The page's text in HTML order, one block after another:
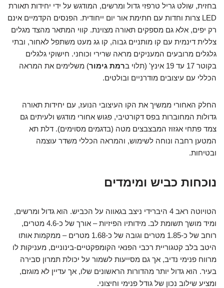
בחזית, שולט גריל טרפזי גדול ומרשים, המודגש על ידי יחידות תאורת
LED צרות וחדות עם חתימת אור יום ייחודית. הפנסים הקדמיים אינם
רק יפים, אלא גם מספקים תאורה מצוינת. קווי המתאר מהצד מגלים
צללית דינמית עם קו מותניים גבוה, קו גג מעט משתפל לאחור, ובתי
גלגלים מרובעים המעניקים מראה שרירי וכוחני. חישוקי גלגלים
בקוטר 17 עד 19 אינץ' (תלוי ב
רמת גימור) משלימים את המראה
הכללי עם עיצובים מודרניים ובולטים.
החלק האחורי ממשיך את הקו העיצובי הנועז, עם יחידות תאורה
גדולות המחוברות בפס דקורטיבי, פגוש אחורי מודגש ולעיתים גם
צמד פתחי אגזוז המבצבצים מטה (בדגמים מסוימים). דלת תא
המטען רחבה ונוחה לשימוש, והמראה הכללי משדר עוצמה
ובטיחות.
נוכחות כביש ומימדים
הטויוטה ראב 4 היברידי ניצב בגאווה על הכביש. הוא גדול ומרשים,
ומיד מושך תשומת לב. מידותיו הפיזיות – אורך של כ-4.6 מטרים,
רוחב של כ-1.85 מטרים וגובה של כ-1.68 מטרים – ממקמות אותו
היטב בלב קטגוריית רכבי הפנאי הקומפקטיים-בינוניים, מעניקות לו
מרווח פנימי נדיב, אך גם מסייעות לשמור על יכולת תמרון סבירה
בעיר. הוא גדול יותר מהדורות הראשונים שלו, אך עדיין לא מוגזם,
ומציע שילוב נכון של גודל פנימי וחיצוני.